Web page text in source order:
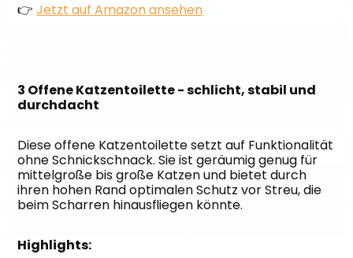
👉 Jetzt auf Amazon ansehen
3 Offene Katzentoilette - schlicht, stabil und
durchdacht
Diese offene Katzentoilette setzt auf Funktionalität
ohne Schnickschnack. Sie ist geräumig genug für
mittelgroße bis große Katzen und bietet durch
ihren hohen Rand optimalen Schutz vor Streu, die
beim Scharren hinausfliegen könnte.
Highlights: